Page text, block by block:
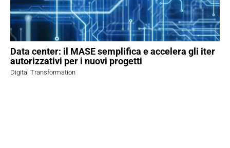
Data center: il MASE semplifica e accelera gli iter
autorizzativi per i nuovi progetti
Digital Transformation